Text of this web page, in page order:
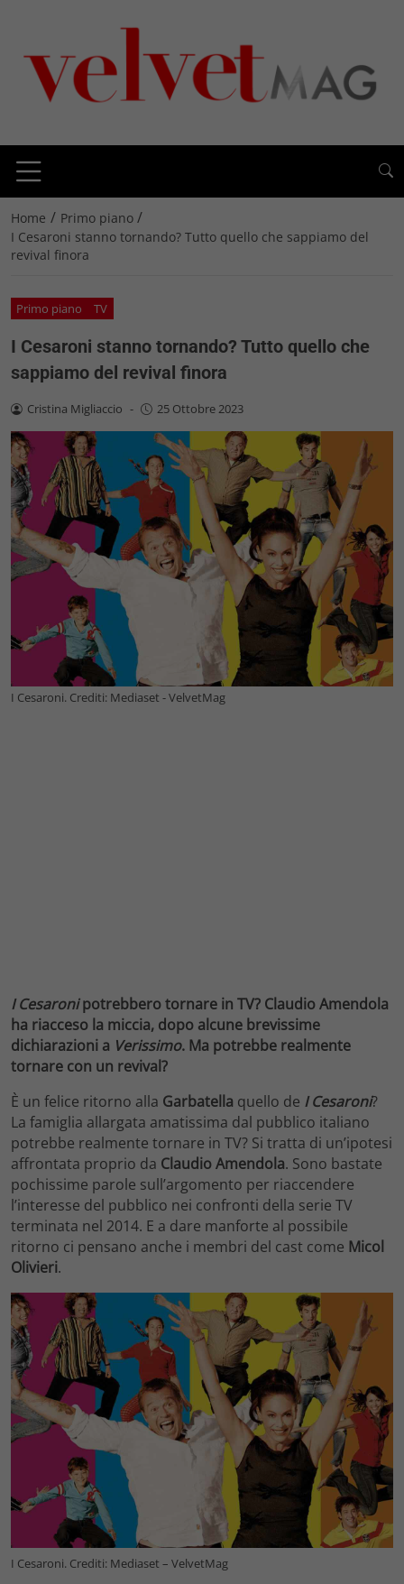
Home / Primo piano /
I Cesaroni stanno tornando? Tutto quello che sappiamo del
revival finora
Primo piano TV
I Cesaroni stanno tornando? Tutto quello che
sappiamo del revival finora
Cristina Migliaccio - 25 Ottobre 2023
I Cesaroni. Crediti: Mediaset - VelvetMag
I Cesaronipotrebbero tornare in TV? Claudio Amendola
ha riacceso la miccia, dopo alcune brevissime
dichiarazioni a Verissimo. Ma potrebbe realmente
tornare con un revival?
È un felice ritorno alla Garbatella quello de I Cesaroni?
La famiglia allargata amatissima dal pubblico italiano
potrebbe realmente tornare in TV? Si tratta di un’ipotesi
affrontata proprio da Claudio Amendola. Sono bastate
pochissime parole sull’argomento per riaccendere
l’interesse del pubblico nei confronti della serie TV
terminata nel 2014. E a dare manforte al possibile
ritorno ci pensano anche i membri del cast come Micol
Olivieri.
I Cesaroni. Crediti: Mediaset – VelvetMag